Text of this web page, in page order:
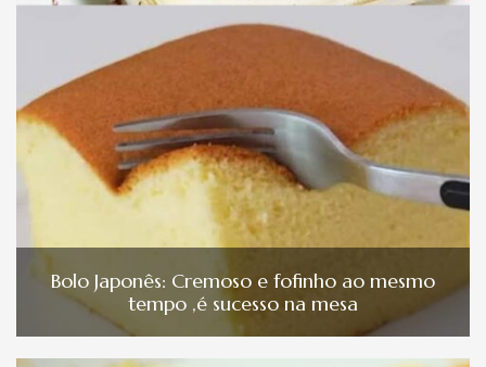
Bolo Japonês: Cremoso e fofinho ao mesmo
tempo ,é sucesso na mesa